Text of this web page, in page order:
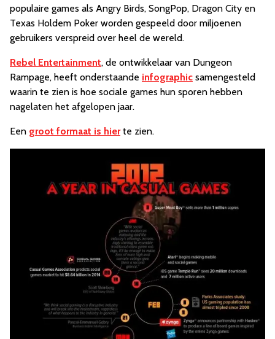
populaire games als Angry Birds, SongPop, Dragon City en
Texas Holdem Poker worden gespeeld door miljoenen
gebruikers verspreid over heel de wereld.
Rebel Entertainment, de ontwikkelaar van Dungeon
Rampage, heeft onderstaande infographic samengesteld
waarin te zien is hoe sociale games hun sporen hebben
nagelaten het afgelopen jaar.
Een groot formaat is hierte zien.